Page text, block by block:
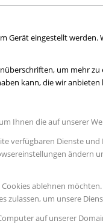
Gerät eingestellt
um mehr
kann, die wir anbieten
Ihnen die auf unserer
verfügbaren Dienste
ändern
ablehnen
zulassen, um unsere
auf unserer